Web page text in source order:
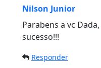
Nilson Junior
Parabens a vc
sucesso!!!
Responder